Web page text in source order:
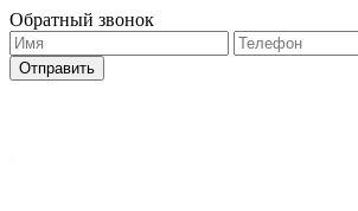
Обратный звонок